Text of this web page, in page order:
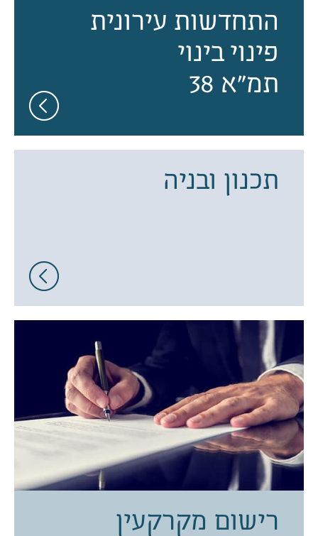
התחדשות עירונית
פינוי בינוי
תמ״א 38
תכנון ובניה
רישום מקרקעין